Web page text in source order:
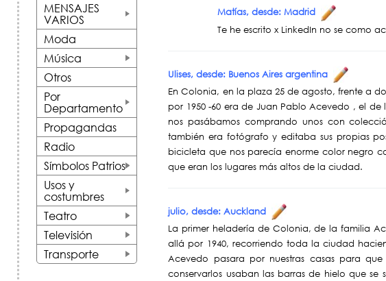
MENSAJES
VARIOS
Moda
+
Música
Otros
Por
Departamento
Propagandas
Radio
+
Símbolos Patrios
Usos y
costumbres
+
Teatro
+
Televisión
+
Transporte
Matías, desde: Madrid
Te he escrito x LinkedIn no se como
Ulises, desde: Buenos Aires argentina
En Colonia, en la plaza 25 de agosto, frente a
por 1950 -60 era de Juan Pablo Acevedo , el
nos pasábamos comprando unos con
también era fotógrafo y editaba sus propias
bicicleta que nos parecía enorme color negro
que eran los lugares más altos de la ciudad.
julio, desde: Auckland
La primer heladería de Colonia, de la familia
allá por 1940, recorriendo toda la ciudad
Acevedo pasara por nuestras casas para
conservarlos usaban las barras de hielo que